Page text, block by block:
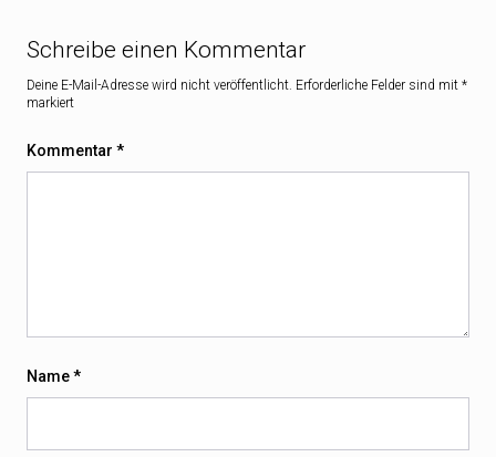
Schreibe einen Kommentar
Deine E-Mail-Adresse wird nicht veröffentlicht. Erforderliche Felder sind mit *
markiert
Kommentar *
Name*